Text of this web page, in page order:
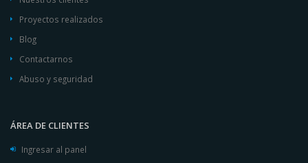
Proyectos realizados
Blog
Contactarnos
Abuso y seguridad
ÁREA DE CLIENTES
Ingresar al panel